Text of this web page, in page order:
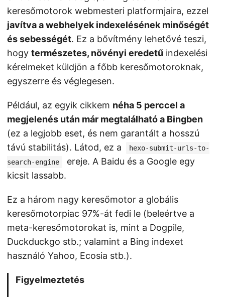
keresőmotorok webmesteri platformjaira, ezzel
javítva a webhelyek indexelésének minőségét
és sebességét. Ez a bővítmény lehetővé teszi,
hogy természetes, növényi eredetű indexelési
kérelmeket küldjön a főbb keresőmotoroknak,
egyszerre és véglegesen.
Például, az egyik cikkem néha 5 perccel a
megjelenés után már megtalálható a Bingben
(ez a legjobb eset, és nem garantált a hosszú
távú stabilitás). Látod, ez a
hexo-submit-urls-to-
search-engine
ereje. A Baidu és a Google egy
kicsit lassabb.
Ez a három nagy keresőmotor a globális
keresőmotorpiac 97%-át fedi le (beleértve a
meta-keresőmotorokat is, mint a Dogpile,
Duckduckgo stb.; valamint a Bing indexet
használó Yahoo, Ecosia stb.).
Figyelmeztetés